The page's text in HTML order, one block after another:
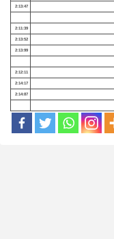
2:13:47
2:11:39
2:13:52
2:13:99
2:12:11
2:14:17
2:14:87